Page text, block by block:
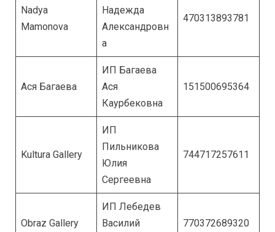
Nadya
Mamonova
Надежда
Александровн
а
470313893781
Ася Багаева
ИП Багаева
Ася
Каурбековна
151500695364
Kultura Gallery
ИП
Пильникова
Юлия
Сергеевна
744717257611
Obraz Gallery
ИП Лебедев
Василий
770372689320